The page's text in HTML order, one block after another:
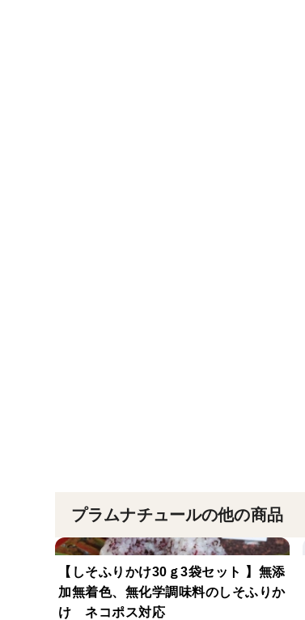
プラムナチュールの他の商品
【しそふりかけ30ｇ3袋セット 】無添
加無着色、無化学調味料のしそふりか
け ネコポス対応